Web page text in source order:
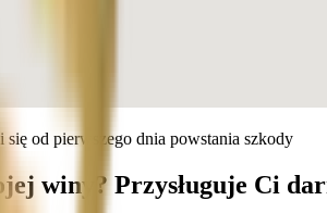
się od pierwszego dnia powstania szkody
winy? Przysługuje Ci